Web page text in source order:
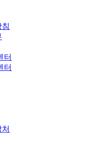
터
터